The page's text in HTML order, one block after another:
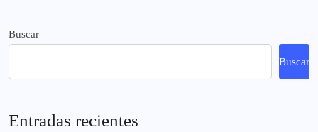
Buscar
Buscar
Entradas recientes